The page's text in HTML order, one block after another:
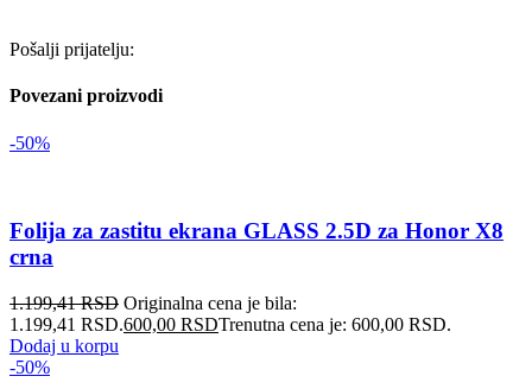
Pošalji prijatelju:
Povezani proizvodi
-50%
Folija za zastitu ekrana GLASS 2.5D za Honor X8
crna
1.199,41RSD Originalna cena je bila:
1.199,41 RSD.600,00 RSDTrenutna cena je: 600,00 RSD.
Dodaj u korpu
-50%